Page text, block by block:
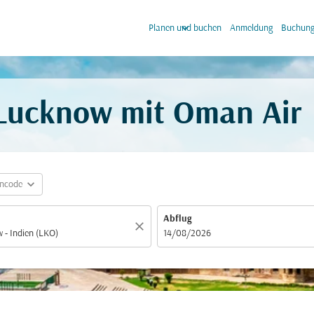
Planen und buchen
keyboard_arrow_down Anmeldung
mit Oman Air
expand_more
close
Abflug
fc-booking-departure-date-aria-label
14/08/2026